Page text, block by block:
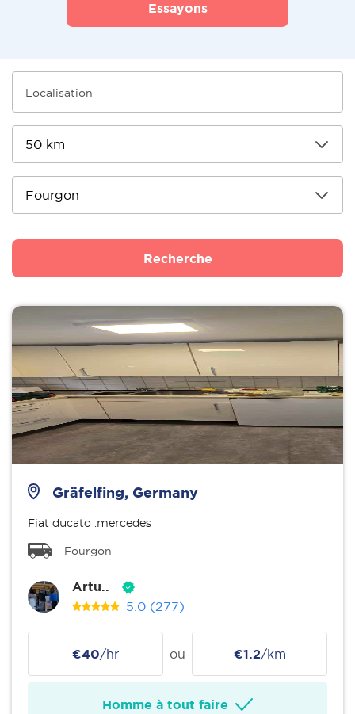
Essayons
Recherche
Gräfelfing, Germany
Fiat ducato .mercedes
Fourgon
Artu..
5.0 (277)
€40/hr ou €1.2/km
Homme à tout faire